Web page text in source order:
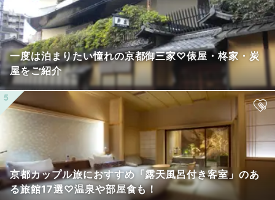
一度は泊まりたい憧れの京都御三家♡俵屋・柊家・炭
屋をご紹介
京都カップル旅におすすめ「露天風呂付き客室」のあ
る旅館17選♡温泉や部屋食も！